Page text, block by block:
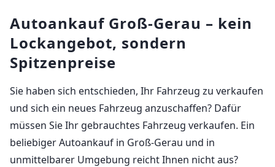
Autoankauf Groß-Gerau – kein
Lockangebot, sondern
Spitzenpreise
Sie haben sich entschieden, Ihr Fahrzeug zu verkaufen
und sich ein neues Fahrzeug anzuschaffen? Dafür
müssen Sie Ihr gebrauchtes Fahrzeug verkaufen. Ein
beliebiger Autoankauf in Groß-Gerau und in
unmittelbarer Umgebung reicht Ihnen nicht aus?